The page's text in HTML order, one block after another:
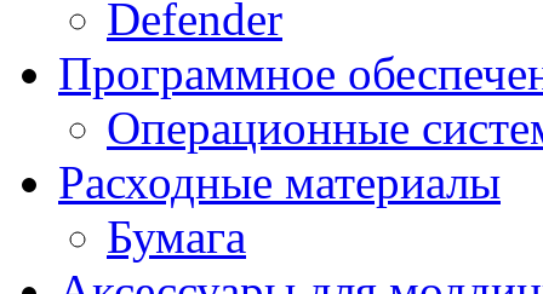
Defender
Программное
Операционные
Расходные материалы
Бумага